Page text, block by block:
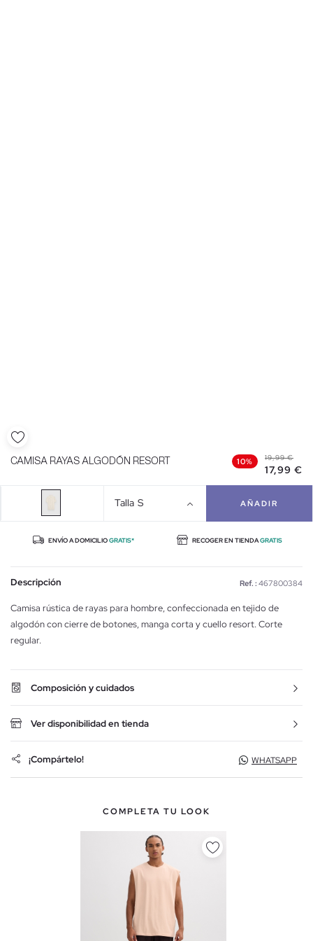
CAMISA RAYAS ALGODÓN RESORT 10% 19,99 €
17,99 €
Talla S AÑADIR
ENVÍO A DOMICILIOGRATIS* RECOGER EN TIENDAGRATIS
Descripción Ref. : 467800384
Camisa rústica de rayas para hombre, confeccionada en tejido de
algodón con cierre de botones, manga corta y cuello resort. Corte
regular.
Composición y cuidados
Ver disponibilidad en tienda
¡Compártelo! WHATSAPP
COMPLETA TU LOOK